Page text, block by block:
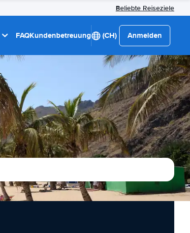
Beliebte Reiseziele
FAQKundenbetreuung (CH) Anmelden